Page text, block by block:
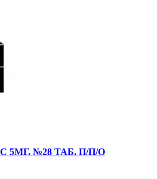
5МГ. №28 ТАБ. П/П/О